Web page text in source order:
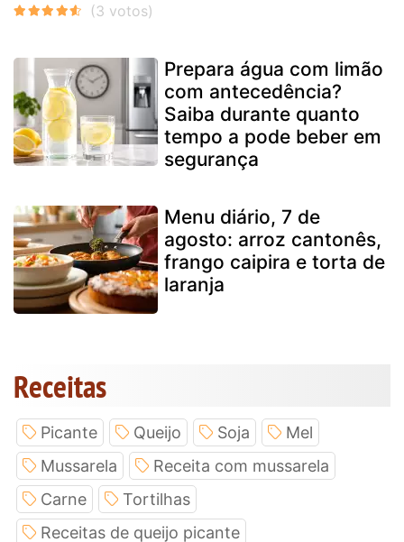
Prepara água com limão
com antecedência?
Saiba durante quanto
tempo a pode beber em
segurança
Menu diário, 7 de
agosto: arroz cantonês,
frango caipira e torta de
laranja
Receitas
Picante Queijo Soja
Mel
Mussarela
Receita com mussarela
Carne
Tortilhas
Receitas de queijo picante